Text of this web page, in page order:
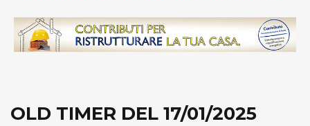
OLD TIMER DEL 17/01/2025